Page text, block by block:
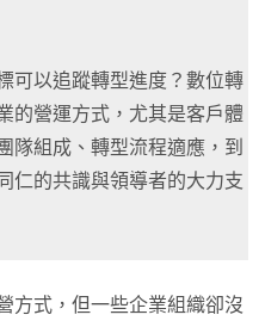
可以追蹤轉型進度？數位轉
的營運方式，尤其是客戶體
隊組成、轉型流程適應，到
仁的共識與領導者的大力支
方式，但一些企業組織卻沒